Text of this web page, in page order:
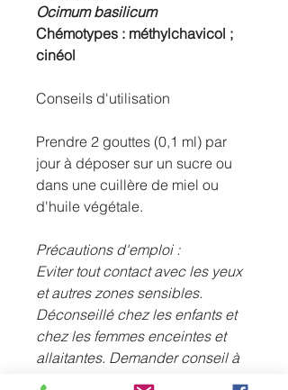
Ocimum basilicum
Chémotypes : méthylchavicol ;
cinéol
Conseils d'utilisation
Prendre 2 gouttes (0,1 ml) par
jour à déposer sur un sucre ou
dans une cuillère de miel ou
d'huile végétale.
Précautions d'emploi :
Eviter tout contact avec les yeux
et autres zones sensibles.
Déconseillé chez les enfants et
chez les femmes enceintes et
allaitantes. Demander conseil à